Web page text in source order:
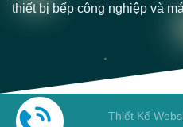
thiết bị bếp công nghiệp và
Thiết Kế